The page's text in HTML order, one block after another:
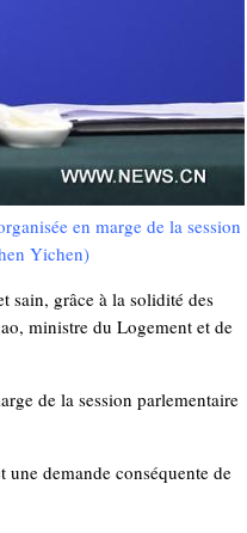
en marge de la session
Yichen)
sain, grâce à la solidité des
ministre du Logement et de
de la session parlementaire
demande conséquente de